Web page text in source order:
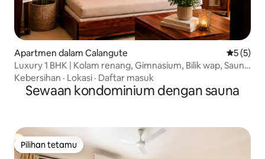
Apartmen dalam Calangute
5 (5)
Luxury 1 BHK | Kolam renang, Gimnasium, Bilik wap, Sauna
& Jacuzzi i
Kebersihan · Lokasi · Daftar masuk
Sewaan kondominium dengan sauna
Pilihan tetamu
Pilihan tetamu